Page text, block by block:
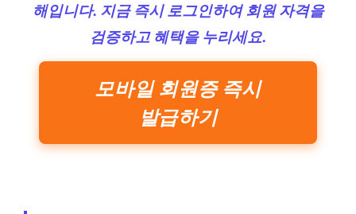
해입니다. 지금 즉시 로그인하여 회원 자격을
검증하고 혜택을 누리세요.
모바일 회원증 즉시
발급하기